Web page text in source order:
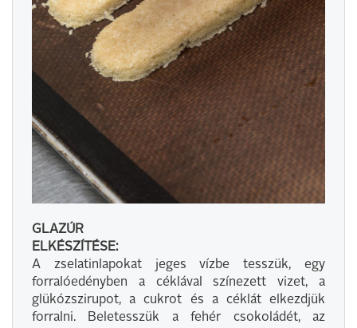
GLAZÚR
ELKÉSZÍTÉSE:
A zselatinlapokat jeges vízbe tesszük, egy
forralóedényben a céklával színezett vizet, a
glükózszirupot, a cukrot és a céklát elkezdjük
forralni. Beletesszük a fehér csokoládét, az